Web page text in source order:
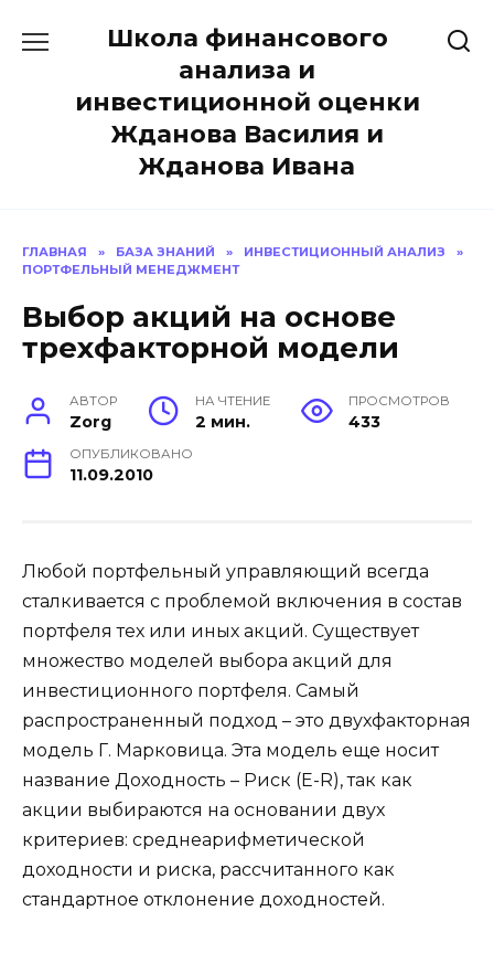
Школа финансового
анализа и
инвестиционной оценки
Жданова Василия и
Жданова Ивана
ГЛАВНАЯ » БАЗА ЗНАНИЙ » ИНВЕСТИЦИОННЫЙ АНАЛИЗ
»
ПОРТФЕЛЬНЫЙ МЕНЕДЖМЕНТ
Выбор акций на основе
трехфакторной модели
АВТОР
Zorg
НА ЧТЕНИЕ
2 мин.
ПРОСМОТРОВ
433
ОПУБЛИКОВАНО
11.09.2010
Любой портфельный управляющий всегда
сталкивается с проблемой включения в состав
портфеля тех или иных акций. Существует
множество моделей выбора акций для
инвестиционного портфеля. Самый
распространенный подход – это двухфакторная
модель Г. Марковица. Эта модель еще носит
название Доходность – Риск (E-R), так как
акции выбираются на основании двух
критериев: среднеарифметической
доходности и риска, рассчитанного как
стандартное отклонение доходностей.